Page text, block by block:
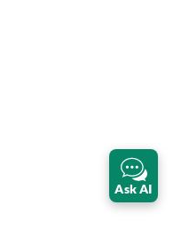
Ask AI